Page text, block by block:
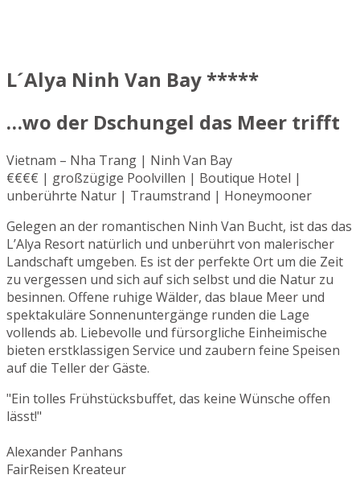
L´Alya Ninh Van Bay *****
…wo der Dschungel das Meer trifft
Vietnam – Nha Trang | Ninh Van Bay
€€€€ | großzügige Poolvillen | Boutique Hotel |
unberührte Natur | Traumstrand | Honeymooner
Gelegen an der romantischen Ninh Van Bucht, ist das das
L’Alya Resort natürlich und unberührt von malerischer
Landschaft umgeben. Es ist der perfekte Ort um die Zeit
zu vergessen und sich auf sich selbst und die Natur zu
besinnen. Offene ruhige Wälder, das blaue Meer und
spektakuläre Sonnenuntergänge runden die Lage
vollends ab. Liebevolle und fürsorgliche Einheimische
bieten erstklassigen Service und zaubern feine Speisen
auf die Teller der Gäste.
"Ein tolles Frühstücksbuffet, das keine Wünsche offen
lässt!"
Alexander Panhans
FairReisen Kreateur